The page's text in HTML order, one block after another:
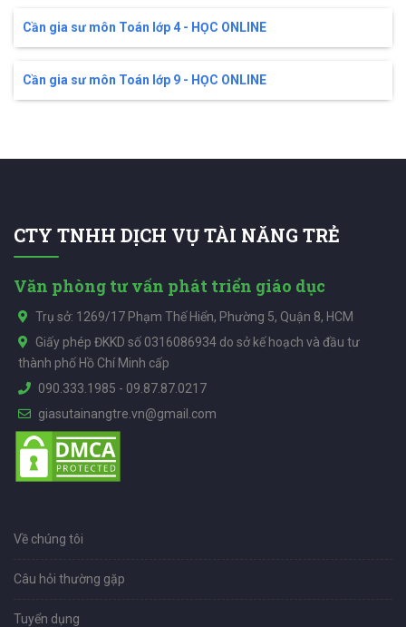
Cần gia sư môn Toán lớp 4 - HỌC ONLINE
Cần gia sư môn Toán lớp 9 - HỌC ONLINE
CTY TNHH DỊCH VỤ TÀI NĂNG TRẺ
Văn phòng tư vấn phát triển giáo dục
Trụ sở: 1269/17 Phạm Thế Hiển, Phường 5, Quận 8, HCM
Giấy phép ĐKKD số 0316086934 do sở kế hoạch và đầu tư
thành phố Hồ Chí Minh cấp
090.333.1985 - 09.87.87.0217
giasutainangtre.vn@gmail.com
Về chúng tôi
Câu hỏi thường gặp
Tuyển dụng